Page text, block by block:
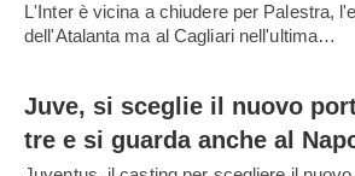
L'Inter è vicina a chiudere per Palestra,
dell'Atalanta ma al Cagliari nell'ultima…
Juve, si sceglie il nuovo
tre e si guarda anche al